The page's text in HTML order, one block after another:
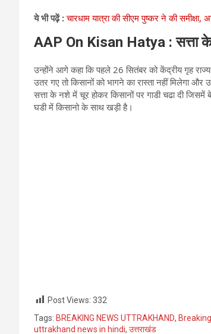
ये भी पढ़ें : चारधाम यात्रा की सीएम पुष्कर ने की समीक्षा,
AAP On Kisan Hatya : सत्ता
उन्होंने आगे कहा कि पहले 26 सितंबर को केंद्रीय गृह
उतर गए तो किसानों को भागने का रास्ता नहीं
सत्ता के नशे में चूर होकर किसानों पर गाडी चढा दी
घडी में किसानो के साथ खड़ी है।
Post Views: 332
Tags: BREAKING NEWS UTTRAKHAND,
uttrakhand news in hindi, उत्तराखंड